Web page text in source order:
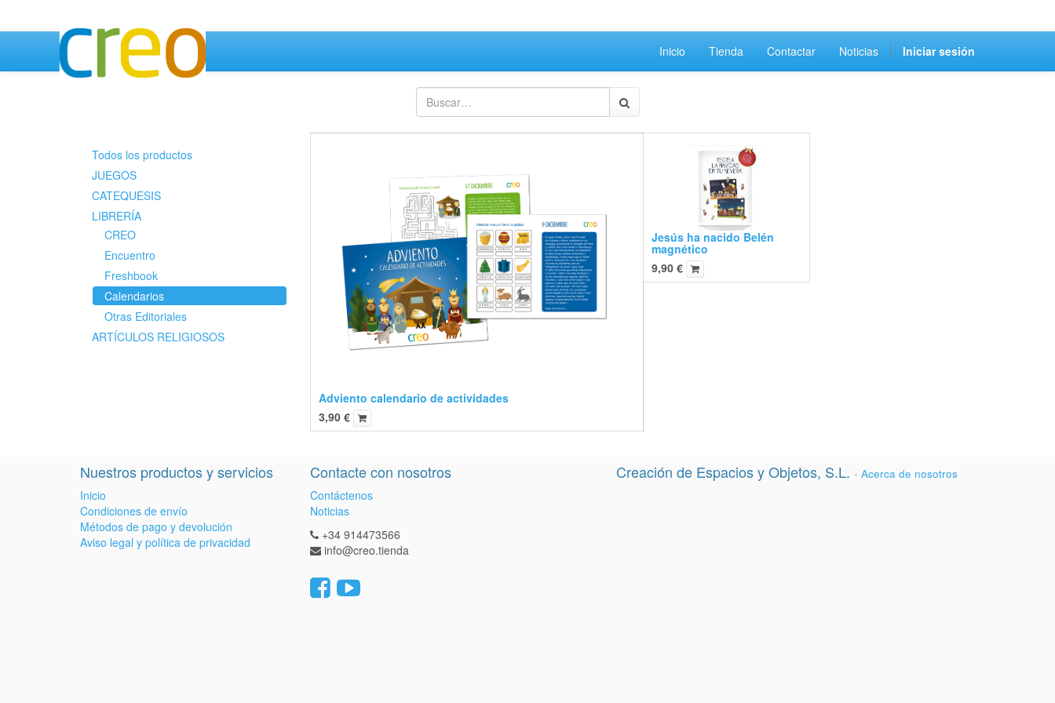
Inicio Tienda Contactar Noticias Iniciar sesión
Todos los productos
JUEGOS
CATEQUESIS
LIBRERÍA
CREO
Encuentro
Freshbook
Calendarios
Otras Editoriales
ARTÍCULOS RELIGIOSOS
Adviento calendario de actividades
3,90€
Jesús ha nacido Belén
magnético
9,90€
Nuestros productos y servicios
Inicio
Condiciones de envío
Métodos de pago y devolución
Aviso legal y política de privacidad
Contacte con nosotros
Contáctenos
Noticias
+34 914473566
info@creo.tienda
Creación de Espacios y Objetos, S.L. - Acerca de nosotros